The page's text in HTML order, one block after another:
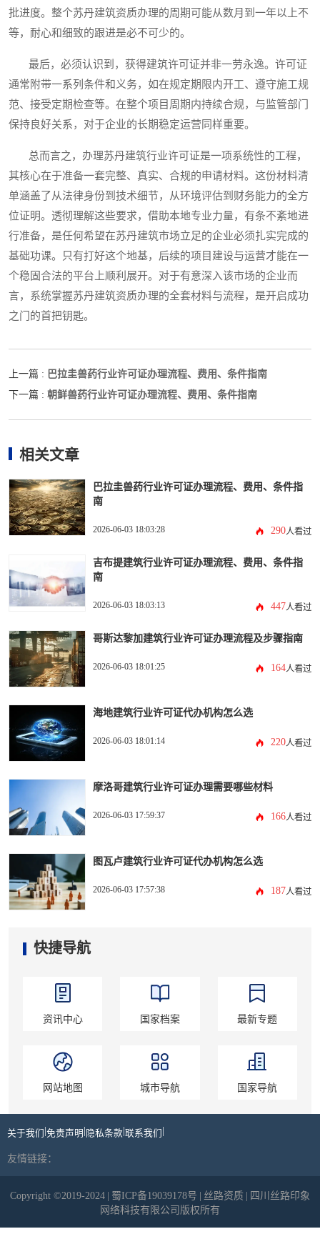
批进度。整个苏丹建筑资质办理的周期可能从数月到一年以上不
等，耐心和细致的跟进是必不可少的。
最后，必须认识到，获得建筑许可证并非一劳永逸。许可证
通常附带一系列条件和义务，如在规定期限内开工、遵守施工规
范、接受定期检查等。在整个项目周期内持续合规，与监管部门
保持良好关系，对于企业的长期稳定运营同样重要。
总而言之，办理苏丹建筑行业许可证是一项系统性的工程，
其核心在于准备一套完整、真实、合规的申请材料。这份材料清
单涵盖了从法律身份到技术细节，从环境评估到财务能力的全方
位证明。透彻理解这些要求，借助本地专业力量，有条不紊地进
行准备，是任何希望在苏丹建筑市场立足的企业必须扎实完成的
基础功课。只有打好这个地基，后续的项目建设与运营才能在一
个稳固合法的平台上顺利展开。对于有意深入该市场的企业而
言，系统掌握苏丹建筑资质办理的全套材料与流程，是开启成功
之门的首把钥匙。
上一篇 : 巴拉圭兽药行业许可证办理流程、费用、条件指南
下一篇 : 朝鲜兽药行业许可证办理流程、费用、条件指南
相关文章
巴拉圭兽药行业许可证办理流程、费用、条件指
南
2026-06-03 18:03:28 290人看过
吉布提建筑行业许可证办理流程、费用、条件指
南
2026-06-03 18:03:13 447人看过
哥斯达黎加建筑行业许可证办理流程及步骤指南
2026-06-03 18:01:25 164人看过
海地建筑行业许可证代办机构怎么选
2026-06-03 18:01:14 220人看过
摩洛哥建筑行业许可证办理需要哪些材料
2026-06-03 17:59:37 166人看过
图瓦卢建筑行业许可证代办机构怎么选
2026-06-03 17:57:38 187人看过
快捷导航
资讯中心 国家档案 最新专题
网站地图 城市导航 国家导航
关于我们 免责声明 隐私条款 联系我们
友情链接：
Copyright ©2019-2024 蜀ICP备19039178号 丝路资质
四川丝路印象
网络科技有限公司版权所有